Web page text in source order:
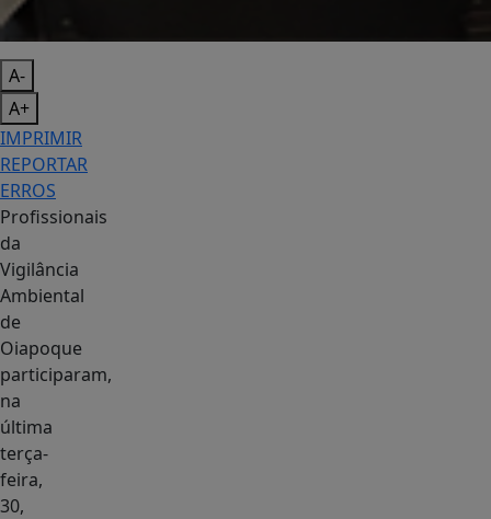
A-
A+
IMPRIMIR
REPORTAR
ERROS
Profissionais
da
Vigilância
Ambiental
de
Oiapoque
participaram,
na
última
terça-
feira,
30,